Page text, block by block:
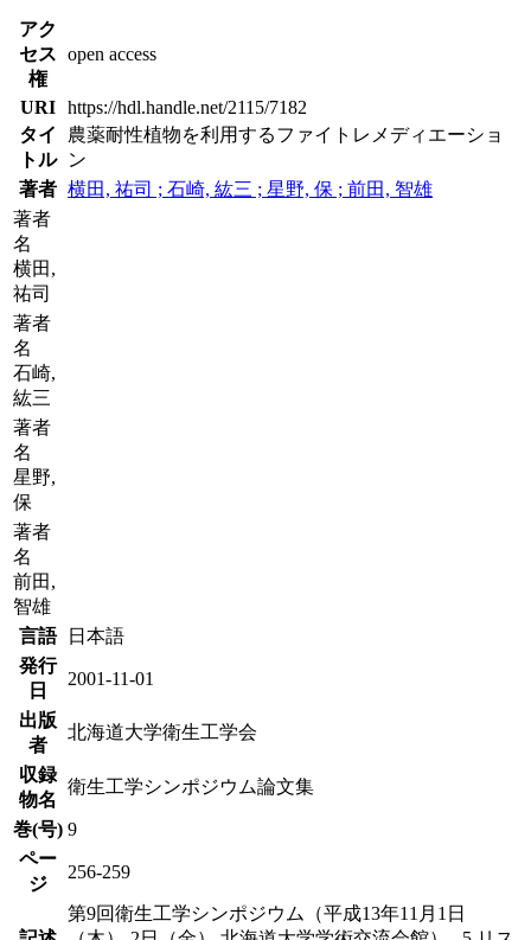
アク
セス
権
open access
URI https://hdl.handle.net/2115/7182
タイ
トル
農薬耐性植物を利用するファイトレメディエーショ
ン
著者 横田, 祐司 ; 石崎, 紘三 ; 星野, 保 ; 前田, 智雄
著者
名
横田,
祐司
著者
名
石崎,
紘三
著者
名
星野,
保
著者
名
前田,
智雄
言語
日本語
発行
日
2001-11-01
出版
者
北海道大学衛生工学会
収録
物名
衛生工学シンポジウム論文集
巻(号) 9
ペー
ジ
256-259
第9回衛生工学シンポジウム（平成13年11月1日